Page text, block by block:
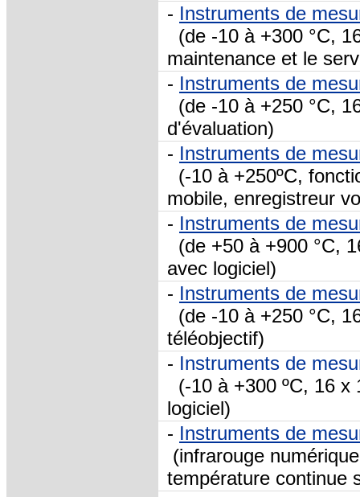
- Instruments de
(de -10 à +300 °C,
maintenance et le
- Instruments de
(de -10 à +250 °C,
d'évaluation)
- Instruments de
(-10 à +250ºC,
mobile, enregistreur
- Instruments de
(de +50 à +900 °C,
avec logiciel)
- Instruments de
(de -10 à +250 °C,
téléobjectif)
- Instruments de
(-10 à +300 ºC, 16 x
logiciel)
- Instruments de
(infrarouge
température continue